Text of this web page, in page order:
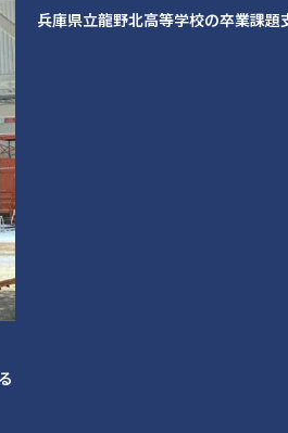
兵庫県立龍野北高等学校の卒業課題